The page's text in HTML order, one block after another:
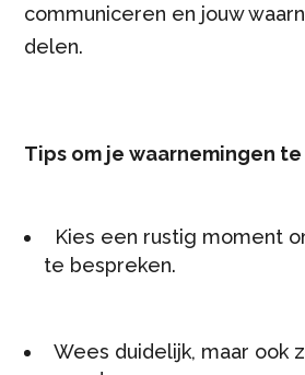
communiceren en jouw
delen.
Tips om je waarnemingen
Kies een rustig moment
te bespreken.
Wees duidelijk, maar ook